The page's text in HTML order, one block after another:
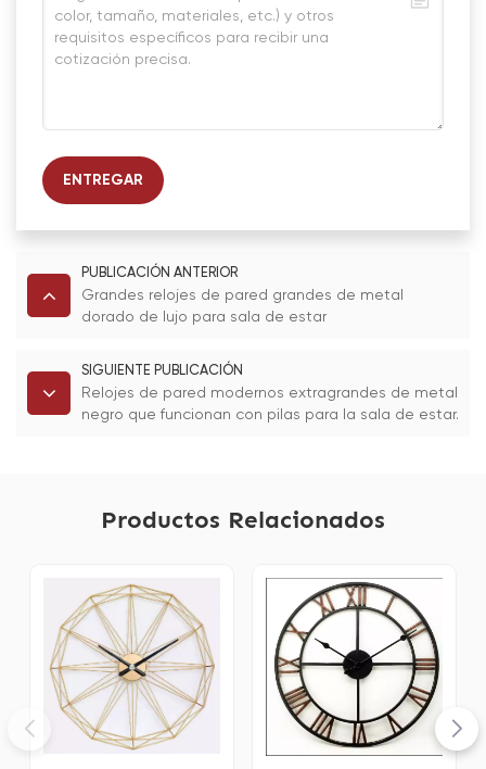
ENTREGAR
PUBLICACIÓN ANTERIOR
Grandes relojes de pared grandes de metal
dorado de lujo para sala de estar
SIGUIENTE PUBLICACIÓN
Relojes de pared modernos extragrandes de metal
negro que funcionan con pilas para la sala de estar.
Productos Relacionados